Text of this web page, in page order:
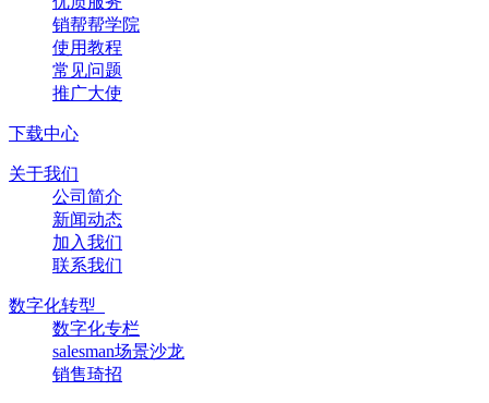
销帮帮学院
使用教程
常见问题
推广大使
下载中心
关于我们
公司简介
新闻动态
加入我们
联系我们
数字化转型
数字化专栏
salesman场景沙龙
销售琦招